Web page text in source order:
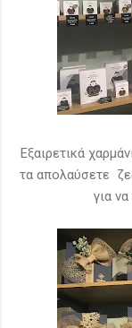
Εξαιρετικά
τα απολαύσετε
για